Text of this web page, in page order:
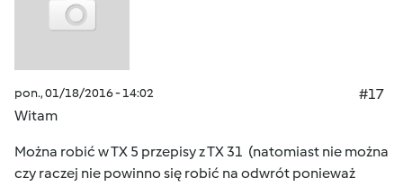
pon., 01/18/2016 - 14:02
#17
Witam
Można robić w TX 5 przepisy z TX 31 (natomiast nie można
czy raczej nie powinno się robić na odwrót ponieważ